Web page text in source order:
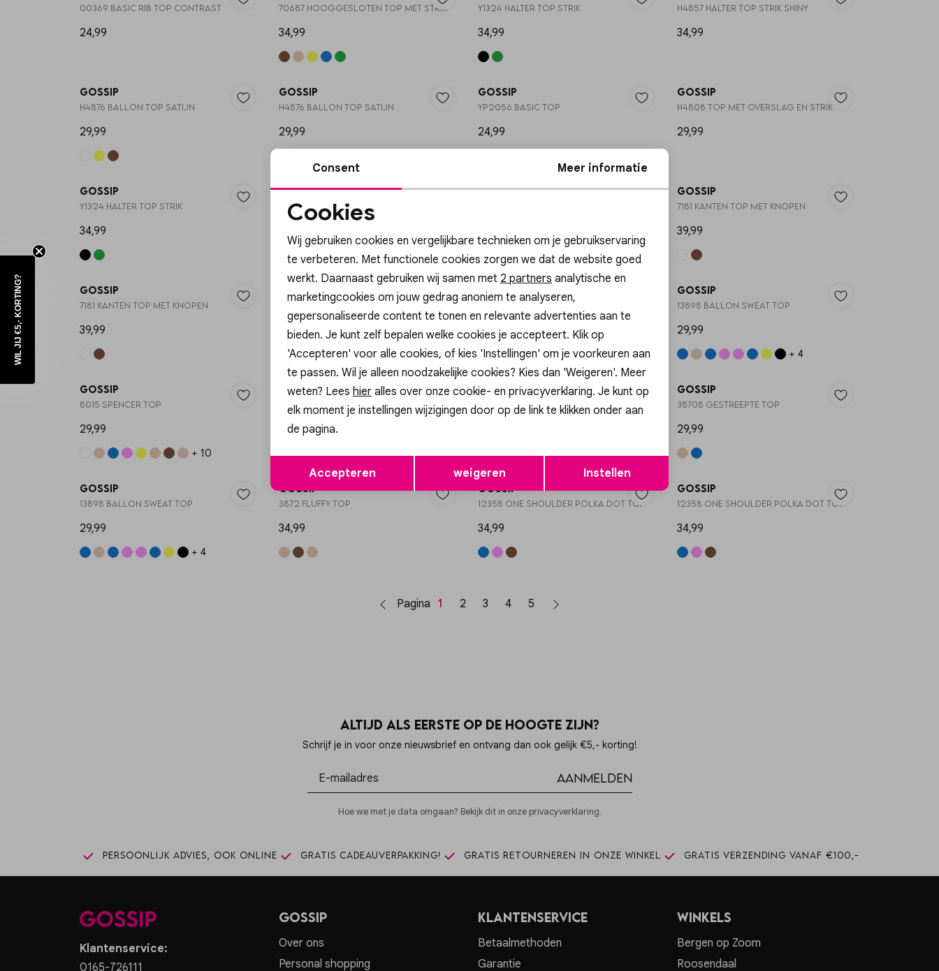
00369 BASIC RIB TOP CONTRAST
24,99
70687 HOOGGESLOTEN TOP MET STRIK
34,99
Y1324 HALTER TOP STRIK
34,99
H4857 HALTER TOP STRIK SHINY
34,99
Gossip
H4876 BALLON TOP SATIJN
29,99
Gossip
H4876 BALLON TOP SATIJN
29,99
Gossip
YP2056 BASIC TOP
24,99
Gossip
H4808 TOP MET OVERSLAG EN STRIK
29,99
Gossip
Y1324 HALTER TOP STRIK
34,99
Gossip
H4876 BALLON TOP SATIJN
TRENDING 🔥
Gossip
+ 4
Gossip
7181 KANTEN TOP MET KNOPEN
39,99
Gossip
7181 KANTEN TOP MET KNOPEN
39,99
Gossip
3872 FLUFFY TOP
34,99
Gossip
13898 BALLON SWEAT TOP
29,99
+ 4
Gossip
13898 BALLON SWEAT TOP
29,99
+ 4
Gossip
8015 SPENCER TOP
29,99
+ 10
Gossip
3872 FLUFFY TOP
34,99
Gossip
38708 GESTREEPTE TOP
Gossip
38708 GESTREEPTE TOP
29,99
Gossip
13898 BALLON SWEAT TOP
29,99
+ 4
Gossip
3872 FLUFFY TOP
34,99
Gossip
12358 ONE SHOULDER POLKA DOT TOP
34,99
Gossip
12358 ONE SHOULDER POLKA DOT TOP
34,99
Pagina 1 2 3 4 5
Altijd als eerste op de hoogte zijn?
Schrijf je in voor onze nieuwsbrief en ontvang dan ook gelijk €5,- korting!
Aanmelden
Hoe we met je data omgaan? Bekijk dit in onze privacyverklaring.
Persoonlijk advies, ook online Gratis cadeauverpakking! Gratis retourneren in onze winkel Gratis verzending vanaf €100,-
Klantenservice:
0165-726111
Gossip
Over ons
Personal shopping
Klantenservice
Betaalmethoden
Garantie
Winkels
Bergen op Zoom
Roosendaal
Noodzakelijke
cookies
Analytische cookies Marketing cookies
Opslaan
Consent Meer informatie
Cookies
Wij gebruiken cookies en vergelijkbare technieken om je gebruikservaring
te verbeteren. Met functionele cookies zorgen we dat de website goed
werkt. Daarnaast gebruiken wij samen met 2 partners analytische en
marketingcookies om jouw gedrag anoniem te analyseren,
gepersonaliseerde content te tonen en relevante advertenties aan te
bieden. Je kunt zelf bepalen welke cookies je accepteert. Klik op
'Accepteren' voor alle cookies, of kies 'Instellingen' om je voorkeuren aan
te passen. Wil je alleen noodzakelijke cookies? Kies dan 'Weigeren'. Meer
weten? Lees hier alles over onze cookie- en privacyverklaring. Je kunt op
elk moment je instellingen wijzigingen door op de link te klikken onder aan
de pagina.
Accepteren weigeren Instellen
WIL JIJ €5,- KORTING?